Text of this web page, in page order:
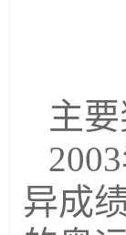
主要
异成